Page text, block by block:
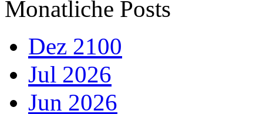
Monatliche Posts
Dez 2100
Jul 2026
Jun 2026